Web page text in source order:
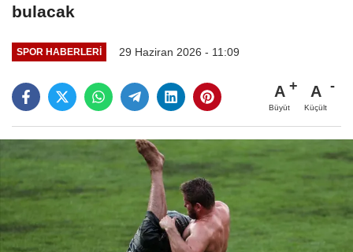
bulacak
SPOR HABERLERI 29 Haziran 2026 - 11:09
A
Büyüt
A
Küçült